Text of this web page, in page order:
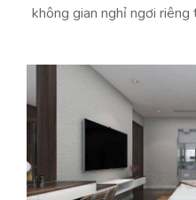
không gian nghỉ ngơi